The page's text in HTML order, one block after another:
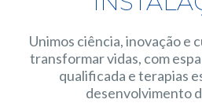
Unimos ciência, inovação e
transformar vidas, com
qualificada e terapias
desenvolvimento